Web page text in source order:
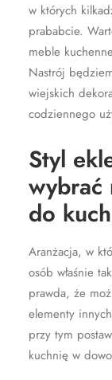
w których
prababcie.
meble
Nastrój
wiejskich
codziennego
Styl
wybrać
do
Aranżacja, w
osób właśnie
prawda, że
elementy
przy tym
kuchnię w